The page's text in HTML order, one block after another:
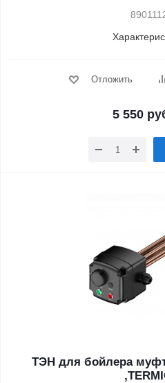
Отложить
5 550
ТЭН для бойлера